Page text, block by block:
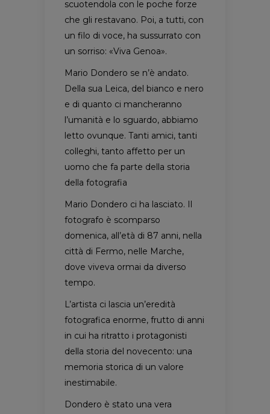
scuotendola con le poche forze
che gli restavano. Poi, a tutti, con
un filo di voce, ha sussurrato con
un sorriso: «Viva Genoa».
Mario Dondero se n’è andato.
Della sua Leica, del bianco e nero
e di quanto ci mancheranno
l’umanità e lo sguardo, abbiamo
letto ovunque. Tanti amici, tanti
colleghi, tanto affetto per un
uomo che fa parte della storia
della fotografia
Mario Dondero ci ha lasciato. Il
fotografo è scomparso
domenica, all’età di 87 anni, nella
città di Fermo, nelle Marche,
dove viveva ormai da diverso
tempo.
L’artista ci lascia un’eredità
fotografica enorme, frutto di anni
in cui ha ritratto i protagonisti
della storia del novecento: una
memoria storica di un valore
inestimabile.
Dondero è stato una vera